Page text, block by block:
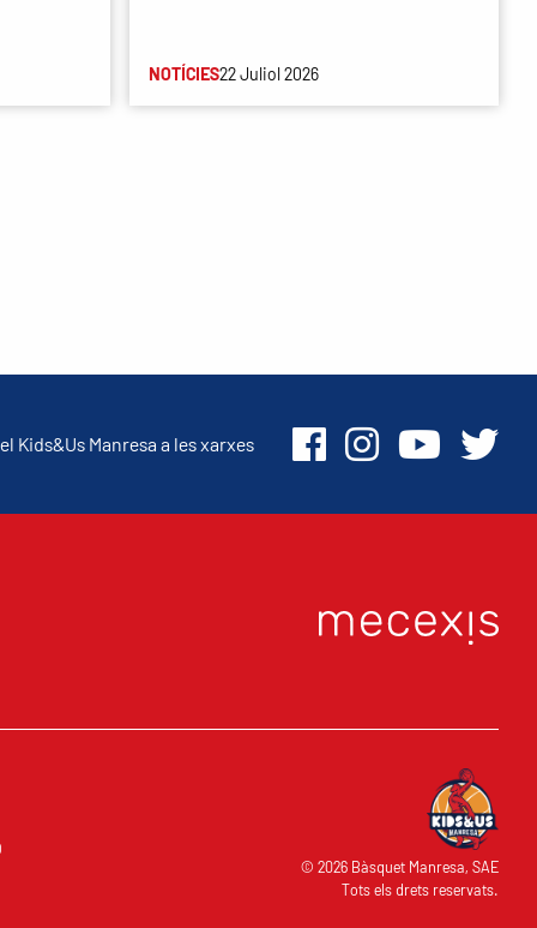
NOTÍCIES22 Juliol 2026
Kids&Us Manresa a les xarxes
© 2026 Bàsquet Manresa, SAE
Tots els drets reservats.